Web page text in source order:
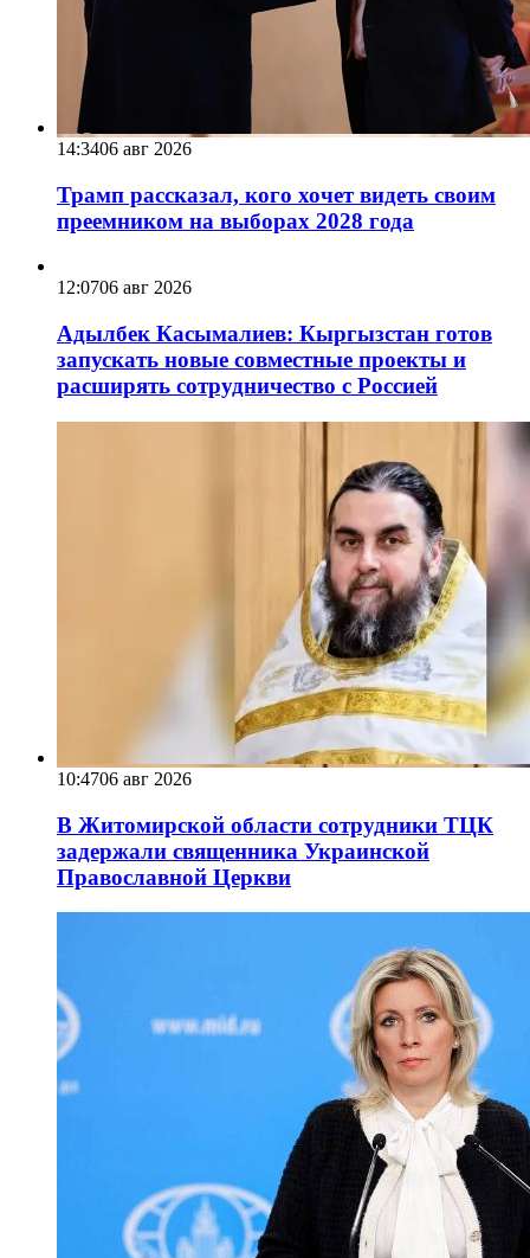
14:3406 авг 2026
Трамп рассказал, кого хочет видеть своим
преемником на выборах 2028 года
12:0706 авг 2026
Адылбек Касымалиев: Кыргызстан готов
запускать новые совместные проекты и
расширять сотрудничество с Россией
10:4706 авг 2026
В Житомирской области сотрудники ТЦК
задержали священника Украинской
Православной Церкви